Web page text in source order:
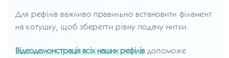
Для рефілів важливо правильно встановити філамент
на котушку, щоб зберегти рівну подачу нитки.
Відеодемонстрація всіх наших рефілівдопоможе